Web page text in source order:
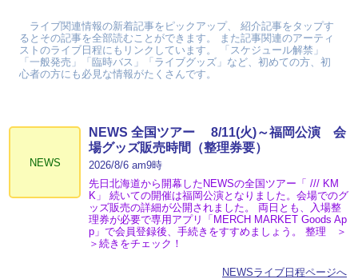
ライブ関連情報の新着記事をピックアップ、 紹介記事をタップす
るとその記事を全部読むことができます。 また記事関連のアーティ
ストのライブ日程にもリンクしています。 「スケジュール解禁」
「一般発売」「臨時バス」「ライブグッズ」など、初めての方、初
心者の方にも必見な情報がたくさんです。
NEWS
NEWS 全国ツアー 8/11(火)～福岡公演 会
場グッズ販売時間（整理券要）
2026/8/6 am9時
先日北海道から開幕したNEWSの全国ツアー「 /// KM
K」 続いての開催は福岡公演となりました。会場でのグ
ッズ販売の詳細が公開されました。 両日とも、入場整
理券が必要で専用アプリ「MERCH MARKET Goods Ap
p」で会員登録後、手続きをすすめましょう。 整理 ＞
＞続きをチェック！
NEWSライブ日程ページへ